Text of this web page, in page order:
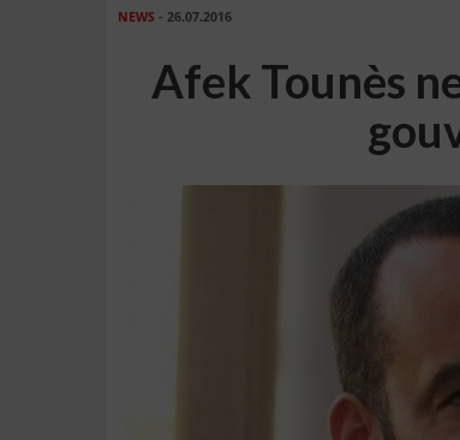
NEWS - 26.07.2016
Afek Tounès